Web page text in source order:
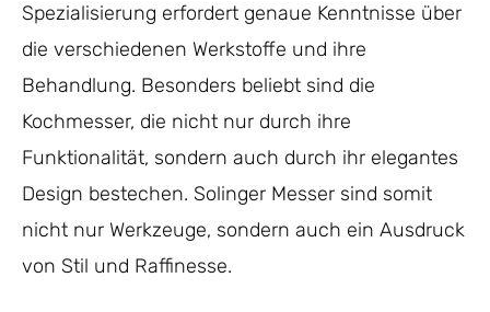
Spezialisierung erfordert genaue Kenntnisse über
die verschiedenen Werkstoffe und ihre
Behandlung. Besonders beliebt sind die
Kochmesser, die nicht nur durch ihre
Funktionalität, sondern auch durch ihr elegantes
Design bestechen. Solinger Messer sind somit
nicht nur Werkzeuge, sondern auch ein Ausdruck
von Stil und Raffinesse.